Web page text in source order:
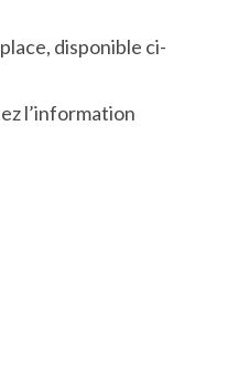
disponible ci-
l’information